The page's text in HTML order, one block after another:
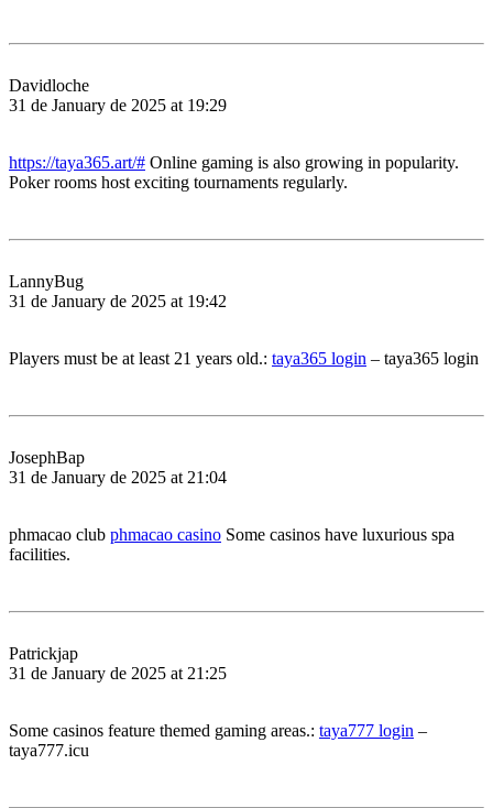
Davidloche
31 de January de 2025 at 19:29
https://taya365.art/# Online gaming is also growing in popularity.
Poker rooms host exciting tournaments regularly.
LannyBug
31 de January de 2025 at 19:42
Players must be at least 21 years old.: taya365 login – taya365 login
JosephBap
31 de January de 2025 at 21:04
phmacao club phmacao casino Some casinos have luxurious spa
facilities.
Patrickjap
31 de January de 2025 at 21:25
Some casinos feature themed gaming areas.: taya777 login –
taya777.icu